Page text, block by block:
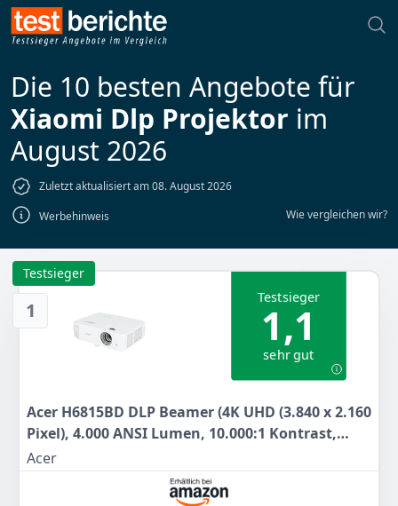
Die 10 besten Angebote für
Xiaomi Dlp Projektor im
August 2026
Zuletzt aktualisiert am 08. August 2026
Werbehinweis
Wie vergleichen wir?
1
Testsieger
Testsieger
1,1
sehr gut
Acer H6815BD DLP Beamer (4K UHD (3.840 x 2.160
Pixel), 4.000 ANSI Lumen, 10.000:1 Kontrast,
Keystone, 3 Watt Lautsprecher, HDMI (mit
HDCP), Audio Anschluss) Heimkino, 4K UHD
Acer